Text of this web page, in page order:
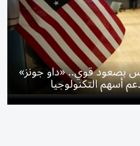
قوي.. «داو جونز»
أسهم التكنولوجيا